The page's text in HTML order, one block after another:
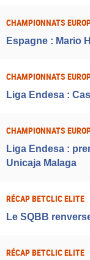
CHAMPIONNATS
Espagne : Mario
CHAMPIONNATS
Liga Endesa :
CHAMPIONNATS
Liga Endesa :
Unicaja Malaga
RÉCAP BETCLIC ELITE
Le SQBB
RÉCAP BETCLIC ELITE